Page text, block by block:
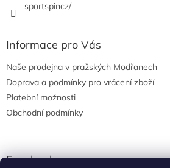
sportspincz/
Informace pro Vás
Naše prodejna v pražských Modřanech
Doprava a podmínky pro vrácení zboží
Platební možnosti
Obchodní podmínky
Facebook